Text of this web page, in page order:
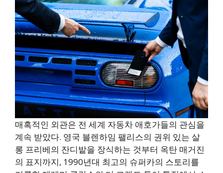
매혹적인 외관은 전 세계 자동차 애호가들의 관심을
계속 받았다. 영국 블렌하임 팰리스의 권위 있는 살
롱 프리베의 잔디밭을 장식하는 것부터 옥탄 매거진
의 표지까지, 1990년대 최고의 슈퍼카의 스토리를